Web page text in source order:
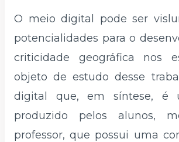
O meio digital pode ser
potencialidades para o
criticidade geográfica nos
objeto de estudo desse
digital que, em síntese, é
produzido pelos alunos,
professor, que possui uma